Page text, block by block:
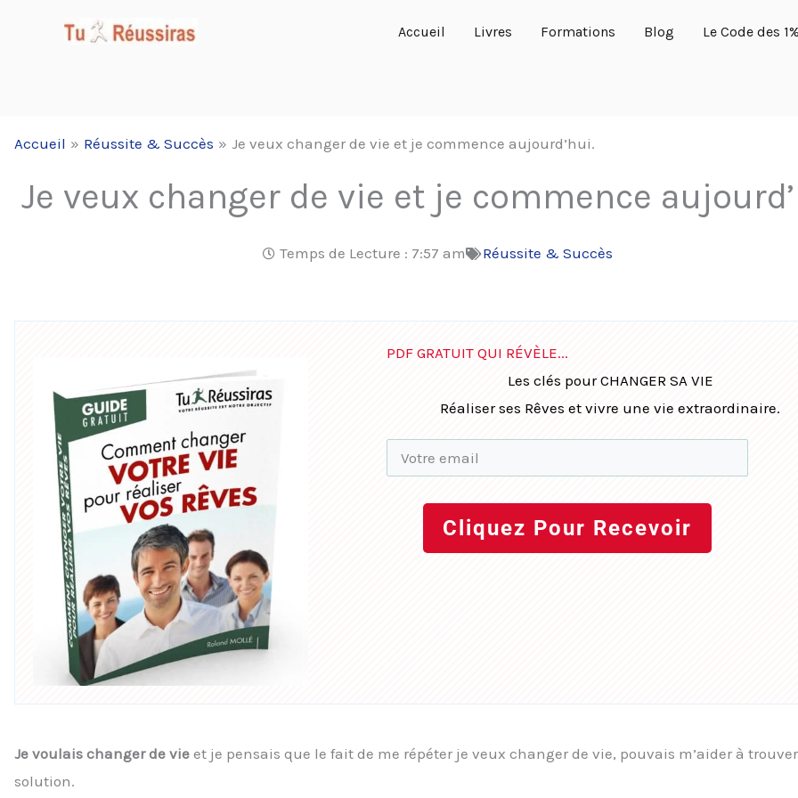
Accueil Livres Formations Blog Le Code des
Accueil Réussite & Succès Je veux changer de vie et je commence aujourd’hui.
Je veux changer de vie et je commence
Temps de Lecture : 7:57 am Réussite & Succès
PDF GRATUIT QUI RÉVÈLE...
Les clés pour CHANGER SA VIE
Réaliser ses Rêves et vivre une vie extraordinaire.
Cliquez Pour Recevoir
Je voulais changer de vie et je pensais que le fait de me répéter je veux changer de vie, pouvais m’aider à
solution.